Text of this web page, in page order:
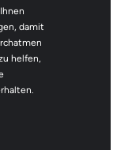
damit
helfen,